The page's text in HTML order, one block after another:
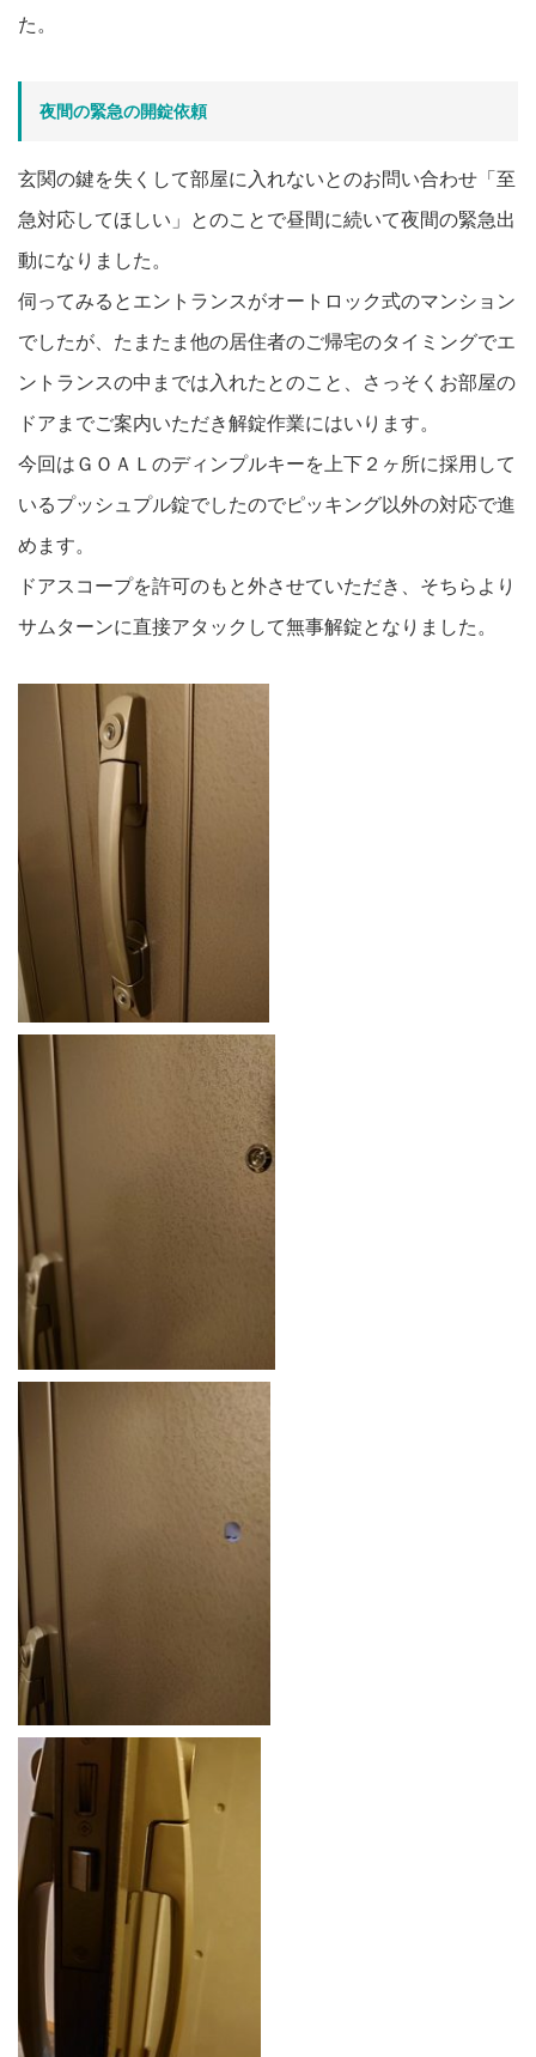
た。
夜間の緊急の開錠依頼
玄関の鍵を失くして部屋に入れないとのお問い合わせ「至
急対応してほしい」とのことで昼間に続いて夜間の緊急出
動になりました。
伺ってみるとエントランスがオートロック式のマンション
でしたが、たまたま他の居住者のご帰宅のタイミングでエ
ントランスの中までは入れたとのこと、さっそくお部屋の
ドアまでご案内いただき解錠作業にはいります。
今回はＧＯＡＬのディンプルキーを上下２ヶ所に採用して
いるプッシュプル錠でしたのでピッキング以外の対応で進
めます。
ドアスコープを許可のもと外させていただき、そちらより
サムターンに直接アタックして無事解錠となりました。